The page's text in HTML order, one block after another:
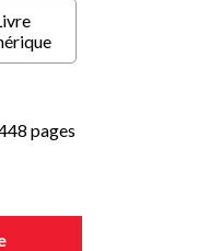
pages